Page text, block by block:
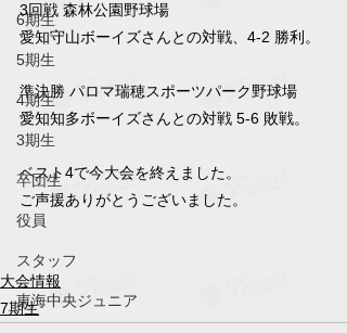
6期生
5期生
4期生
3期生
卒団生
役員
スタッフ
東海中央ジュニア
3回戦 森林公園野球場
愛知守山ボーイズさんとの対戦、4-2 勝利。
準決勝 パロマ瑞穂スポーツパーク野球場
愛知知多ボーイズさんとの対戦 5-6 敗戦。
ベスト4で今大会を終えました。
ご声援ありがとうございました。
大会情報
7期生